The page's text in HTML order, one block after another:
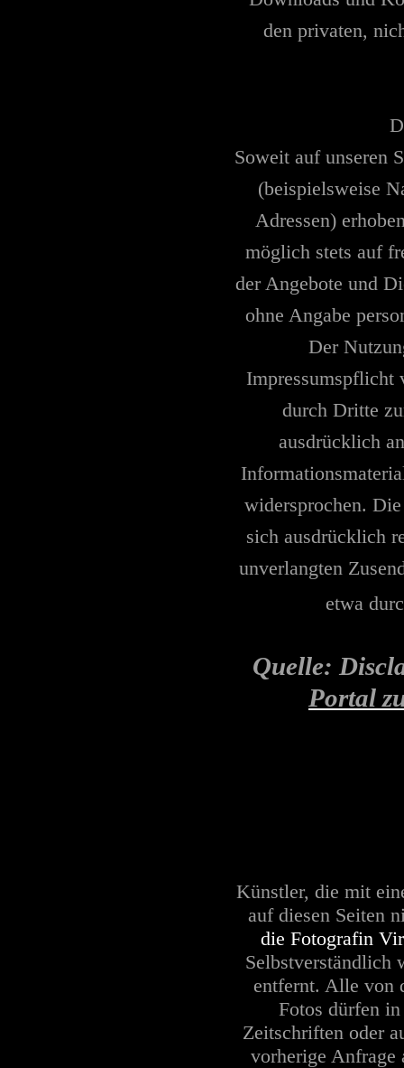
den privaten,
Soweit auf unseren
(beispielsweise
Adressen)
möglich stets auf
der Angebote und
ohne Angabe
Der
Impressumspflicht
durch Dritte
ausdrücklich
widersprochen.
sich ausdrücklich
unverlangten
etwa
Quelle:
Portal
Künstler, die mit
auf diesen Seiten
die Fotografin
Selbstverständlich
entfernt. Alle von
Fotos dürfen
Zeitschriften oder
vorherige